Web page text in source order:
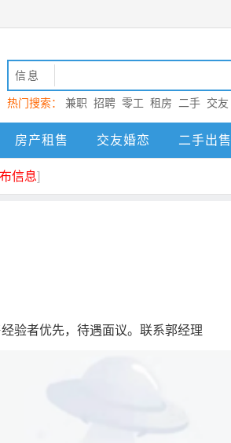
信息
热门搜索： 兼职 招聘 零工 租房 二手 交友
动 重庆
房产租售 交友婚恋 二手出售
信息]
验者优先，待遇面议。联系郭经理